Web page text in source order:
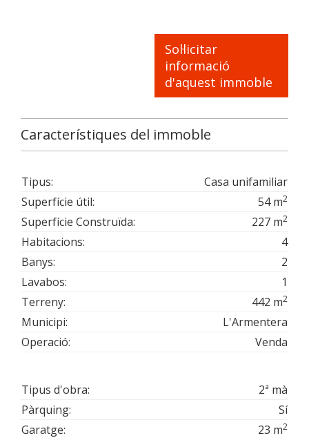
Sol·licitar
informació
d'aquest immoble
Característiques del immoble
Tipus:
Casa unifamiliar
Superfície útil:
54 m2
Superfície Construïda: 227 m2
Habitacions:
4
Banys:
2
Lavabos:
1
Terreny:
442 m2
Municipi:
L'Armentera
Operació:
Venda
Tipus d'obra:
2ª mà
Pàrquing:
Sí
Garatge:
23 m2